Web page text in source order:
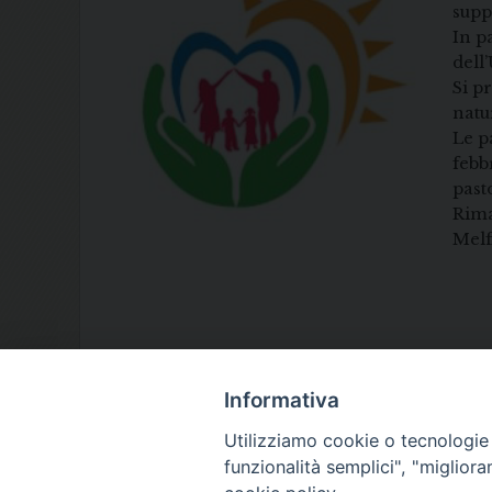
In
Si
Le
Informativa
Utilizziamo cookie o
funzionalità semplici",